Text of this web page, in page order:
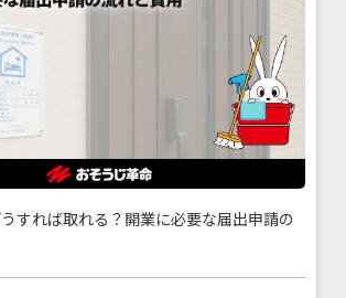
すれば取れる？開業に必要な届出申請の